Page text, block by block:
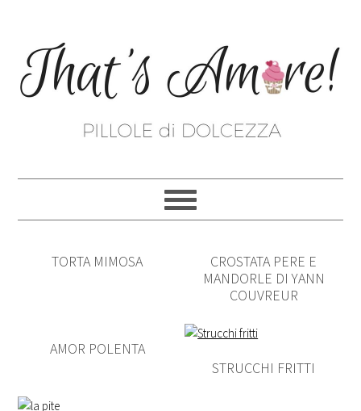
TORTA MIMOSA
CROSTATA PERE E
MANDORLE DI YANN
COUVREUR
AMOR POLENTA
STRUCCHI FRITTI